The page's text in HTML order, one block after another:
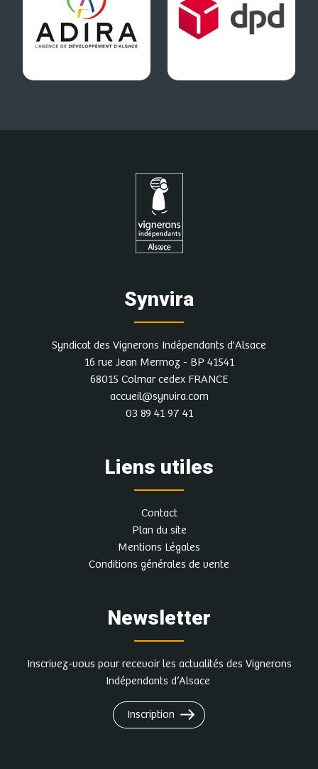
Synvira
Syndicat des Vignerons Indépendants d'Alsace
16 rue Jean Mermoz - BP 41541
68015 Colmar cedex FRANCE
accueil@synvira.com
03 89 41 97 41
Liens utiles
Contact
Plan du site
Mentions Légales
Conditions générales de vente
Newsletter
Inscrivez-vous pour recevoir les actualités des Vignerons
Indépendants d’Alsace
Inscription